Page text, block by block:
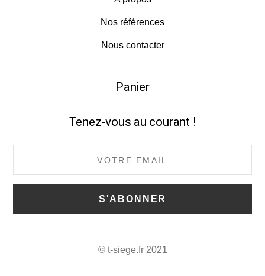
Nos références
Nous contacter
Panier
Tenez-vous au courant !
© t-siege.fr 2021